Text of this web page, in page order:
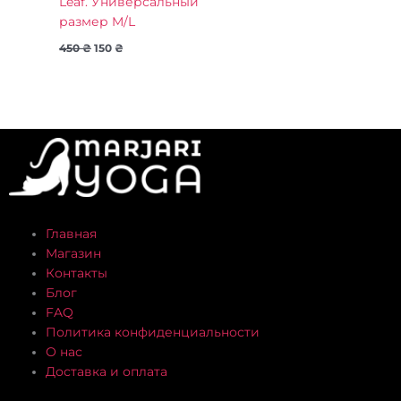
размер M/L
450₴ 150₴
Главная
Магазин
Контакты
Блог
FAQ
Политика конфиденциальности
О нас
Доставка и оплата